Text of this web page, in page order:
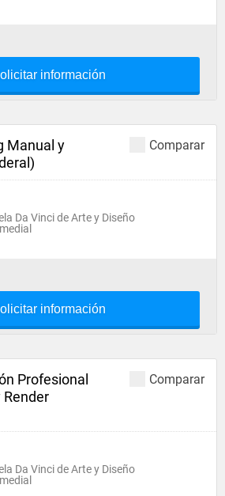
información
Comparar
Manual y
Da Vinci de Arte y Diseño
información
Comparar
Profesional
Render
Da Vinci de Arte y Diseño